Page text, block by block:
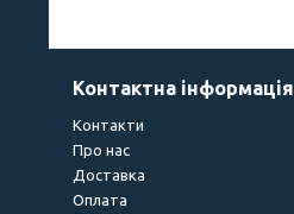
Контактна інформація
Контакти
Про нас
Доставка
Оплата